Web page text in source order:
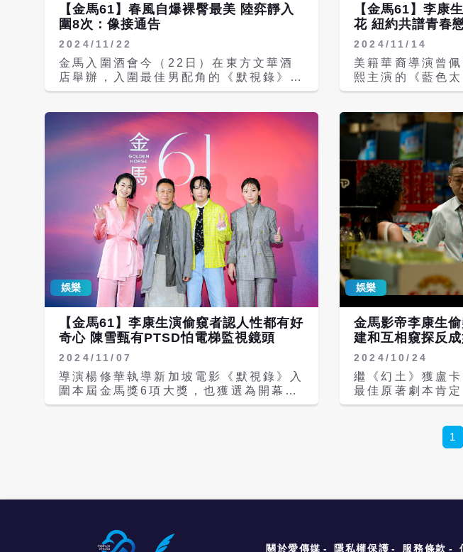
賀瓏透露：「演藝人員的通告費用比政治
人物高很多，如果是團體來上節目，又比
單人貴。」他也爆料，節目史上最高獎金
得主是金馬影帝李康生，「他在『酸民百
萬富翁』單元玩遊戲贏走25萬，這也是
我們節目來賓拿走最多錢的一次。」他更
透露，李康生為了領取這筆現金，罕見透
酷，他想把家改造成美術館，這25萬應
該能幫助他加速完成這個夢想」。 對於
是否會邀請話題人物參與節目，賀瓏坦言
曾試圖邀請知名YouTuber前情侶Andy
老師與家寧，但對方並未回應，「只有在
早期走鐘獎見過他們，印象就是兩人都很
高，站在他們旁邊讓我很有壓力。」他也
喊話藝人羅志祥，「我們一直邀請，也沒
喊價，但他都沒理我們，現在想說一直
喊，會不會盧到他答應」？ 談及與所屬
喜劇公司薩泰爾的合約，賀瓏笑說已簽約
兩年，但提醒自己「續約應該要小心一
點。」而對於前女友、同為喜劇演員的龍
龍即將舉辦專場演出，他則低調表示「是
個好消息」，目前雙方並無聯絡。 被問
及感情狀況，賀瓏表示與現任女友感情穩
定，但暫無結婚打算，「我才31歲，前
途一片光明，希望先別被綁住，過一段時
間再說」。
來自Locking創
Gogo、日本天
心成員「姐夫」
奶）、吳建豪、
陽、許凱皓、
推動Waacking
魔天后」許百川
【金馬61】春風自爆裸臀最美 陸弈靜入
圍8次：像接通告
2024/11/22
金馬入圍酒會今（22日）在東方文華酒
店舉辦，入圍最佳男配角的《默視錄》李
康生、《餘燼》莫子儀、《小雁與吳愛
風）以及《角頭－大橋頭》施名帥全員到
齊。入圍最佳女配角的《鬼才之道》張榕
容、《BIG》曾沛慈、《白衣蒼狗》陸弈
靜與劉奕兒《女兒的女兒》也盛裝出席。
曾國城在《小雁與吳愛麗》大尺度全裸露
屁股，在此之前李康生也有在多部作品有
裸身演出，曾國城搞笑稱他「學長」，笑
說：「未來我要一件一件穿回來。」 李
康生表示自己這次入圍與上次相隔11
年，得知消息有點意外。曾國城笑說自己
才是更意外吧，這次操南部腔客家母語，
演一個不是渣男的壞人，很有挑戰性也很
過癮，「講客家話爽、沒穿衣服糗，沒有
親密戲可惜。」 曾國城跟李康生都在電
影中全裸鏡頭，曾國城謙稱李康生的屁股
比較結實，「他露的時候比較年輕、比較
緊實，相較之下他比較好看一點，我比較
澎潤。」連續兩年入圍金馬獎的春風被問
未來有沒有可能挑戰裸露戲？他語出驚
人：「我的屁股一定最好看，因為我有刺
青。」還自曝背後刺青是日本故事，守護
輸了。」 施名帥則說入圍非常意外，
聽到入圍當下很開心，距離典禮越來越近
才有入圍的真實感。」施名帥表示，從小
【金馬61】李康
花 紐約共譜青春
2024/11/14
美籍華裔導演曾
熙主演的《藍色
映，李康生和吳
熙，碰上講話節
開始有點驚慌，
樣，後來有發現
一面，也有無法
戲中才會愛上他
覺。」 李康生是第一次與吳可熙合作，
他說：「不會因
不上，我就做我
樣的火花。」被
康生點頭承認說
渣。」 導演曾佩裕在紐約法拉盛長大，
他父母從香港移
如何面對傷痛，
亞裔族群構築連
開拍前2週先飛往
上街走動，曾遇
鐵站門口，用那
的心情。 而曾佩裕在來台前曾表示很期
待吃到台灣雞排
很喜歡台灣的美
奶茶，但台灣奶
娛樂
【金馬61】李康生演偷窺者認人性都有好
奇心 陳雪甄有PTSD怕電梯監視鏡頭
2024/11/07
導演楊修華執導新加坡電影《默視錄》入
圍本屆金馬獎6項大獎，也獲選為開幕片
為本屆金馬獎揭開序幕。片中以「偷窺」
眾對李康生不陌生，也好奇李康生不演蔡
明亮的電影會是怎樣？楊修華表示，這次
娛樂
金馬影帝李康生
建和互相窺探反
2024/10/24
繼《幻土》獲盧
最佳原著劇本肯
編自導的《默視
巫建和、陳雪甄
員，不僅入選威
有次在新加坡公
1
關於愛傳媒 隱私權保護 服務條款